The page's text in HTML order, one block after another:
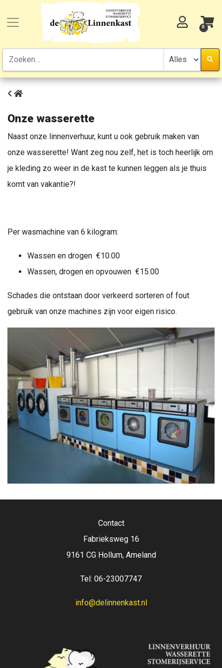
0
Onze wasserette
Naast onze linnenverhuur, kunt u ook gebruik maken van
onze wasserette! Want zeg nou zelf, het is toch heerlijk om
je kleding zo weer in de kast te kunnen leggen als je thuis
komt van vakantie?!
Per wasmachine van 6 kilogram:
Wassen en drogen €10.00
Wassen, drogen en opvouwen €15.00
Schades die ontstaan door verkeerd sorteren of fout
gebruik van onze machines zijn voor eigen risico.
Contact
Fabrieksweg 16
9161 CG Hollum, Ameland
Tel: 06-23007747
info@delinnenkast.nl